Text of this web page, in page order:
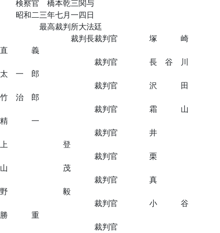
検察官 橋本乾三関与
昭和二三年七月一四日
最高裁判所大法廷
裁判長裁判官 塚 崎
直 義
裁判官 長 谷 川
太 一 郎
裁判官 沢 田
竹 治 郎
裁判官 霜 山
精 一
裁判官 井
上 登
裁判官 栗
山 茂
裁判官 真
野 毅
裁判官 小 谷
勝 重
裁判官